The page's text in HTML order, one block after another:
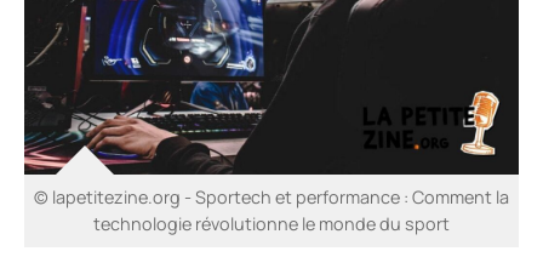
© lapetitezine.org - Sportech et performance : Comment la
technologie révolutionne le monde du sport